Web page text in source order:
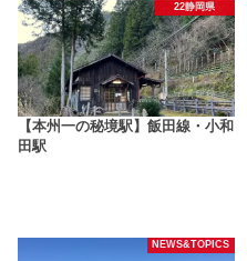
22静岡県
【本州一の秘境駅】飯田線・小和
田駅
NEWS&TOPICS